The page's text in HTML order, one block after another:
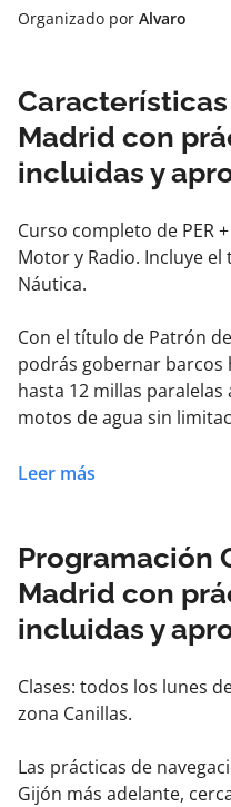
Organizado por Alvaro
Características
Madrid con
incluidas y
Curso completo de PER
Motor y Radio. Incluye
Náutica.
Con el título de Patrón
podrás gobernar barcos
hasta 12 millas paralelas
motos de agua sin
Incluye el curso teórico
realizar en Gijón.
Aprobado garantizado
Leer más
Programación
Madrid con
incluidas y
Clases: todos los lunes
zona Canillas.
Las prácticas de
Gijón más adelante,